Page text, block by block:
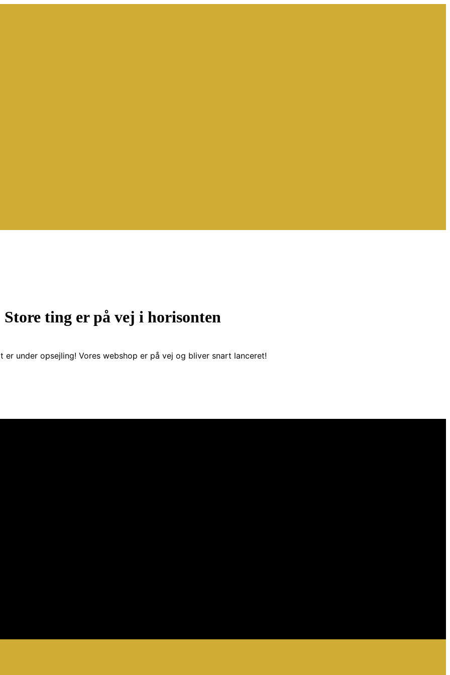
Store ting er på vej i horisonten
er under opsejling! Vores webshop er på vej og bliver snart lanceret!